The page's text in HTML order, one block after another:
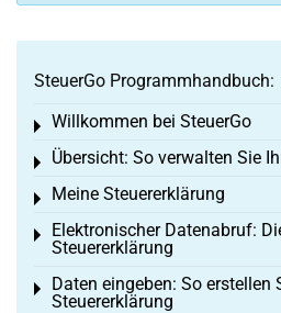
SteuerGo Programmhandbuch:
Willkommen bei SteuerGo
Toggle menu
Übersicht: So verwalten Sie
Toggle menu
Meine Steuererklärung
Toggle menu
Elektronischer Datenabruf:
Steuererklärung
Toggle menu
Daten eingeben: So erstellen
Steuererklärung
Toggle menu